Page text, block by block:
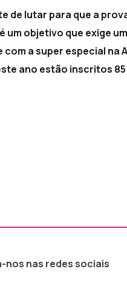
de lutar para que a
um objetivo que exige
a super especial na
ano estão inscritos
nos nas redes sociais